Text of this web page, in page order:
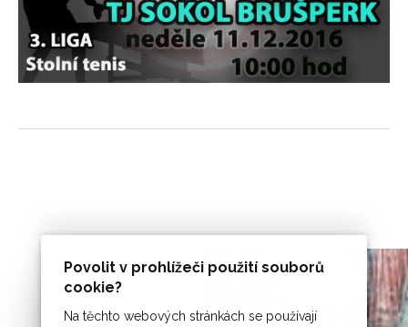
Povolit v prohlížeči použití souborů
cookie?
Na těchto webových stránkách se používají